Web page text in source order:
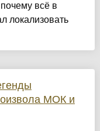
всё в
локализовать
МОК и